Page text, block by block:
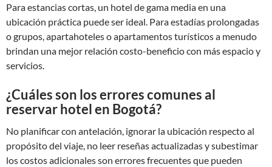
Para estancias cortas, un hotel de gama media en una
ubicación práctica puede ser ideal. Para estadías prolongadas
o grupos, apartahoteles o apartamentos turísticos a menudo
brindan una mejor relación costo-beneficio con más espacio y
servicios.
¿Cuáles son los errores comunes al
reservar hotel en Bogotá?
No planificar con antelación, ignorar la ubicación respecto al
propósito del viaje, no leer reseñas actualizadas y subestimar
los costos adicionales son errores frecuentes que pueden